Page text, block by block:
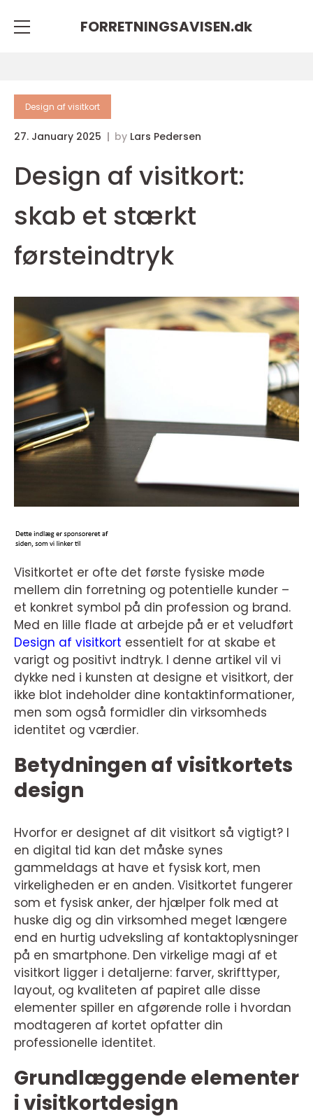
FORRETNINGSAVISEN.dk
Design af visitkort
27. January 2025 by Lars Pedersen
Design af visitkort:
skab et stærkt
førsteindtryk
Visitkortet er ofte det første fysiske møde
mellem din forretning og potentielle kunder –
et konkret symbol på din profession og brand.
Med en lille flade at arbejde på er et veludført
Design af visitkort essentielt for at skabe et
varigt og positivt indtryk. I denne artikel vil vi
dykke ned i kunsten at designe et visitkort, der
ikke blot indeholder dine kontaktinformationer,
men som også formidler din virksomheds
identitet og værdier.
Betydningen af visitkortets
design
Hvorfor er designet af dit visitkort så vigtigt? I
en digital tid kan det måske synes
gammeldags at have et fysisk kort, men
virkeligheden er en anden. Visitkortet fungerer
som et fysisk anker, der hjælper folk med at
huske dig og din virksomhed meget længere
end en hurtig udveksling af kontaktoplysninger
på en smartphone. Den virkelige magi af et
visitkort ligger i detaljerne: farver, skrifttyper,
layout, og kvaliteten af papiret alle disse
elementer spiller en afgørende rolle i hvordan
modtageren af kortet opfatter din
professionelle identitet.
Grundlæggende elementer
i visitkortdesign